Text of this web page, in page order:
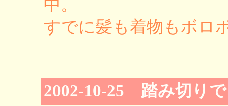
中。
すでに髪も着物もボロ
2002-10-25 踏み切り